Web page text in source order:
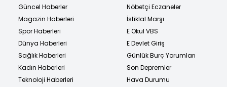
Güncel Haberler
Magazin Haberleri
Spor Haberleri
Dünya Haberleri
Sağlık Haberleri
Kadın Haberleri
Teknoloji Haberleri
Nöbetçi Eczaneler
İstiklal Marşı
E Okul VBS
E Devlet Giriş
Günlük Burç Yorumları
Son Depremler
Hava Durumu